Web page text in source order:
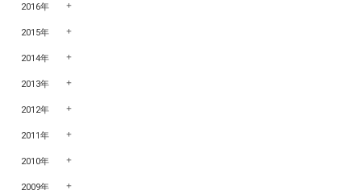
2016年
2015年
2014年
2013年
2012年
2011年
2010年
2009年